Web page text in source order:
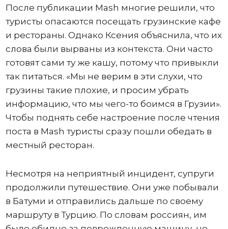
После публикации Mash многие решили, что
туристы опасаются посещать грузинские кафе
и рестораны. Однако Ксения объяснила, что их
слова были вырваны из контекста. Они часто
готовят сами ту же кашу, потому что привыкли
так питаться. «Мы не верим в эти слухи, что
грузины такие плохие, и просим убрать
информацию, что мы чего-то боимся в Грузии».
Чтобы поднять себе настроение после чтения
поста в Mash туристы сразу пошли обедать в
местный ресторан.
Несмотря на неприятный инцидент, супруги
продолжили путешествие. Они уже побывали
в Батуми и отправились дальше по своему
маршруту в Турцию. По словам россиян, им